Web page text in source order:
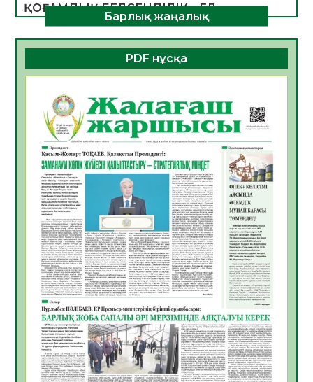
ҚОҒАМДЫҚ БЕЛСЕНДІЛІК – ЕЛ
ДАМУЫНЫҢ НЕГІЗІ
06.08.2026
49 0
ҚҰРЫЛТАЙ САЙЛАУЫ – БОЛАШАҚҚА
БАСТАР ЖАУАПТЫ ТАҢДАУ
06.08.2026
Инфекциялық ауруларға қарсы иммундау
жұмыстарының тиімділігі
06.08.2026
53
Көкжөтел ауруы туралы
06.08.2026
51
АПВ вакцинасы туралы мәлімет
06.08.2026
49
Open Air: Қызылорда облысы полиция
департаменті 20 мыңнан астам
көрерменнің қауіпсіздігін қамтамасыз етті
06.08.2026
62
ҚЫЗЫЛОРДАДА «САНАЛЫ ҰРПАҚ –
ЖАРҚЫН БОЛАШАҚ» АТТЫ КЕҢЕЙТІЛГЕН
МӘЖІЛІС ӨТТІ
Барлық жаңалық
PDF нұсқа